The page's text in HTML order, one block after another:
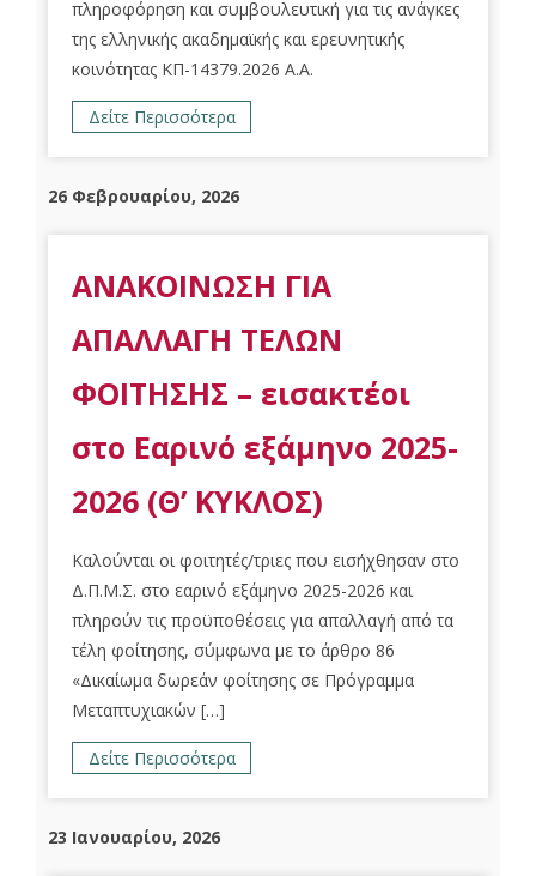
πληροφόρηση και συμβουλευτική για τις ανάγκες
της ελληνικής ακαδημαϊκής και ερευνητικής
κοινότητας ΚΠ-14379.2026 Α.Α.
Δείτε Περισσότερα
26 Φεβρουαρίου, 2026
ΑΝΑΚΟΙΝΩΣΗ ΓΙΑ
ΑΠΑΛΛΑΓΗ ΤΕΛΩΝ
ΦΟΙΤΗΣΗΣ – εισακτέοι
στο Εαρινό εξάμηνο 2025-
2026 (Θ’ ΚΥΚΛΟΣ)
Καλούνται οι φοιτητές/τριες που εισήχθησαν στο
Δ.Π.Μ.Σ. στο εαρινό εξάμηνο 2025-2026 και
πληρούν τις προϋποθέσεις για απαλλαγή από τα
τέλη φοίτησης, σύμφωνα με το άρθρο 86
«Δικαίωμα δωρεάν φοίτησης σε Πρόγραμμα
Μεταπτυχιακών […]
Δείτε Περισσότερα
23 Ιανουαρίου, 2026